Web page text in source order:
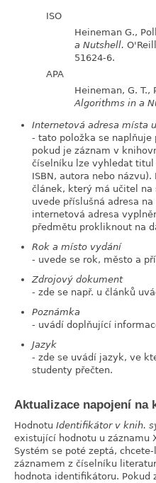
ISO
Heineman G.,
a Nutshell.
51624-6.
APA
Heineman, G. T.,
Algorithms in a
Internetová adresa místa
- tato položka se naplňuje
pokud je záznam v
číselníku lze vyhledat
ISBN, autora nebo
článek, který má učitel na
uvede příslušná adresa
internetová adresa
předmětu prokliknout na
Rok a místo vydání
- uvede se rok, město a
Zdrojový dokument
- zde se např. u článků
Poznámka
- uvádí doplňující
Jazyk
- zde se uvádí jazyk, ve
studenty přečten.
Aktualizace napojení na
Hodnotu Identifikátor v knih.
existující hodnotu u záznamu
Systém se poté zeptá,
záznamem z číselníku
hodnota identifikátoru. Pokud